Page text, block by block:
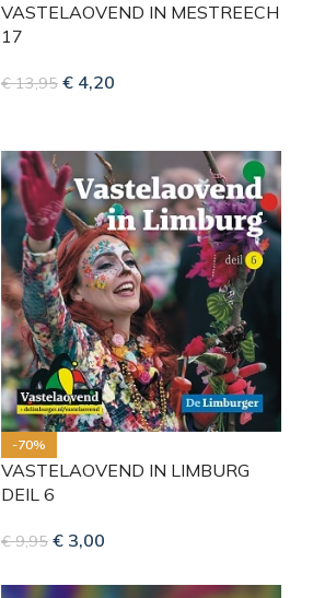
VASTELAOVEND IN MESTREECH
17
€13,95 € 4,20
-70%
VASTELAOVEND IN LIMBURG
DEIL 6
€9,95 € 3,00